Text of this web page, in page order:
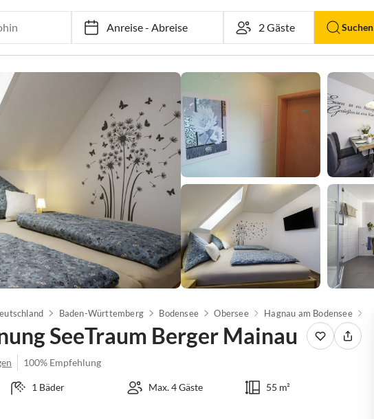
Anreise-Abreise Suchen
Baden-Württemberg Bodensee Obersee Hagnau am Bodensee
SeeTraum Berger Mainau
100% Empfehlung
1 Bäder Max. 4 Gäste 55 m²